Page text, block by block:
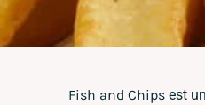
Fish and Chips est